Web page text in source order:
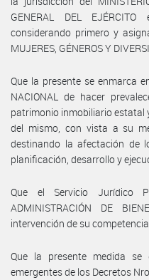
GENERAL DEL
considerando primero y
MUJERES, GÉNEROS Y
Que la presente se enmarca
NACIONAL de hacer
patrimonio inmobiliario estatal
del mismo, con vista a su
destinando la afectación de
planificación, desarrollo y
Que el Servicio Jurídico
ADMINISTRACIÓN DE
intervención de su competencia.
Que la presente medida
emergentes de los Decretos